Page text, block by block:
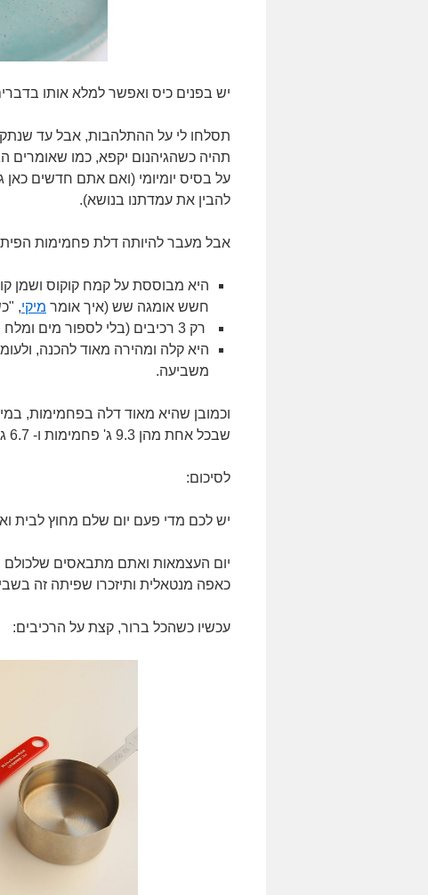
יש בפנים כיס ואפשר למלא אותו
תסלחו לי על ההתלהבות, אבל עד
תהיה כשהגיהנום יקפא, כמו שאומרים
על בסיס יומיומי (ואם אתם חדשים
להבין את עמדתנו בנושא).
אבל מעבר להיותה דלת פחמימות
היא מבוססת על קמח קוקוס ושמן
חשש אומגה שש (איך אומר מיקי,
רק 3 רכיבים (בלי לספור מים ומלח שלכולם יש בבית, כן?)
היא קלה ומהירה מאוד להכנה,
משביעה.
וכמובן שהיא מאוד דלה בפחמימות,
שבכל אחת מהן 9.3 ג' פחמימות ו- 6.7 ג' סיבים (2.7 פחמימות נטו).
לסיכום:
יש לכם מדי פעם יום שלם מחוץ לבית
יום העצמאות ואתם מתבאסים
כאפה מנטאלית ותיזכרו שפיתה זה
עכשיו כשהכל ברור, קצת על הרכיבים: